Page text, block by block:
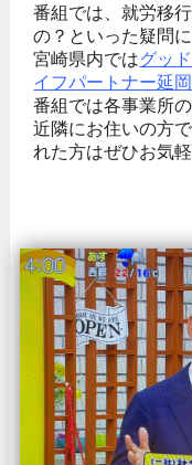
番組では、就労移
の？といった疑問
宮崎県内ではグッ
イフパートナー延岡
番組では各事業所
近隣にお住いの方
れた方はぜひお気